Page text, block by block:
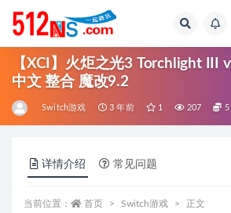
【XCI】火炬之光3 Torchlight III
中文 整合 魔改9.2
Switch游戏 3 年前 1 207 5
详情介绍 常见问题
当前位置： 首页 Switch游戏 正文